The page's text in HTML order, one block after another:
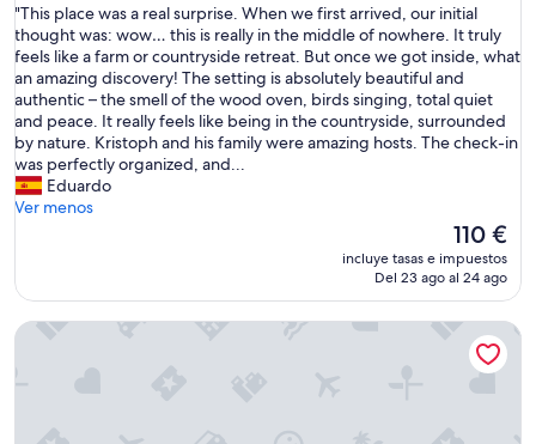
10,
Excelente,
(21 comentarios)
"
T
h
i
s
p
l
a
c
e
a
e
"This place was a real surprise. When we first arrived, our initial
thought was: wow… this is really in the middle of nowhere. It truly
feels like a farm or countryside retreat. But once we got inside, what
an amazing discovery! The setting is absolutely beautiful and
authentic – the smell of the wood oven, birds singing, total quiet
and peace. It really feels like being in the countryside, surrounded
by nature. Kristoph and his family were amazing hosts. The check-in
was perfectly organized, and...
Eduardo
Ver menos
El
precio
actual
de
110 €
110 €
incluye tasas e impuestos
Del 23 ago al 24 ago
El Sequer Casa Rural